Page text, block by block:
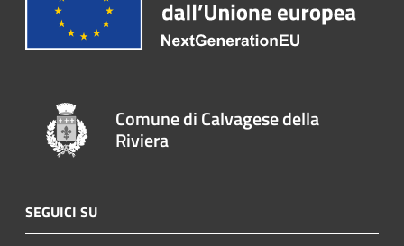
Comune di Calvagese della
Riviera
SEGUICI SU